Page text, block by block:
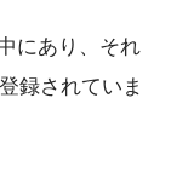
にあり、それ
録されていま